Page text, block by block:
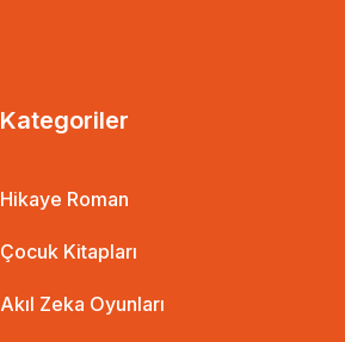
Kategoriler
Hikaye Roman
Çocuk Kitapları
Akıl Zeka Oyunları